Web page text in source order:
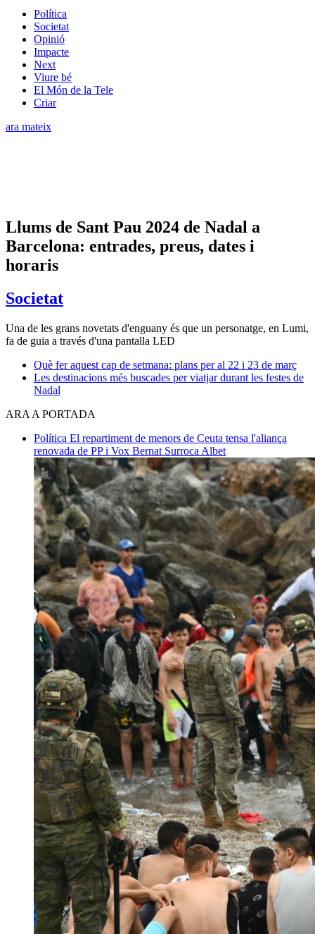
Política
Societat
Opinió
Impacte
Next
Viure bé
El Món de la Tele
Criar
ara mateix
Llums de Sant Pau 2024 de Nadal a
Barcelona: entrades, preus, dates i
horaris
Societat
Una de les grans novetats d'enguany és que un personatge, en Lumi,
fa de guia a través d'una pantalla LED
Què fer aquest cap de setmana: plans per al 22 i 23 de març
Les destinacions més buscades per viatjar durant les festes de
Nadal
ARA A PORTADA
Política El repartiment de menors de Ceuta tensa l'aliança
renovada de PP i Vox Bernat Surroca Albet